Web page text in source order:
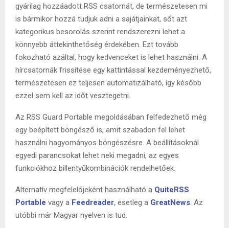
gyárilag hozzáadott RSS csatornát, de természetesen mi
is bármikor hozzá tudjuk adni a sajátjainkat, sőt azt
kategorikus besorolás szerint rendszerezni lehet a
könnyebb áttekinthetőség érdekében. Ezt tovább
fokozható azáltal, hogy kedvenceket is lehet használni. A
hírcsatornák frissítése egy kattintással kezdeményezhető,
természetesen ez teljesen automatizálható, így később
ezzel sem kell az időt vesztegetni.
Az RSS Guard Portable megoldásában felfedezhető még
egy beépített böngésző is, amit szabadon fel lehet
használni hagyományos böngészésre. A beállításoknál
egyedi parancsokat lehet neki megadni, az egyes
funkciókhoz billentyűkombinációk rendelhetőek.
Alternatív megfelelőjeként használható a QuiteRSS
Portable vagy a Feedreader, esetleg a GreatNews . Az
utóbbi már Magyar nyelven is tud.